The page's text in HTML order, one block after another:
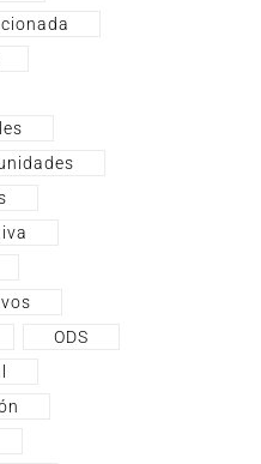
ODS